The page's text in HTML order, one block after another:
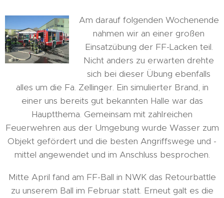
Am darauf folgenden Wochenende
nahmen wir an einer großen
Einsatzübung der FF-Lacken teil.
Nicht anders zu erwarten drehte
sich bei dieser Übung ebenfalls
alles um die Fa. Zellinger. Ein simulierter Brand, in
einer uns bereits gut bekannten Halle war das
Hauptthema. Gemeinsam mit zahlreichen
Feuerwehren aus der Umgebung wurde Wasser zum
Objekt gefördert und die besten Angriffswege und -
mittel angewendet und im Anschluss besprochen.
Mitte April fand am FF-Ball in NWK das Retourbattle
zu unserem Ball im Februar statt. Erneut galt es die